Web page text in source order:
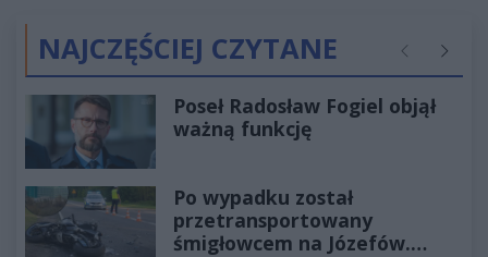
NAJCZĘŚCIEJ CZYTANE Poprzednie
Poseł Radosław Fogiel objął
ważną funkcję
Po wypadku został
przetransportowany
śmigłowcem na Józefów.